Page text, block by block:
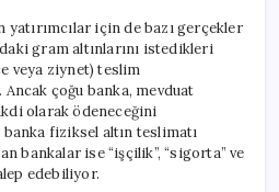
yatırımcılar için de bazı gerçekler
gram altınlarını istedikleri
veya ziynet) teslim
çoğu banka, mevduat
olarak ödeneceğini
fiziksel altın teslimatı
bankalar ise “işçilik”, “sigorta” ve
edebiliyor.